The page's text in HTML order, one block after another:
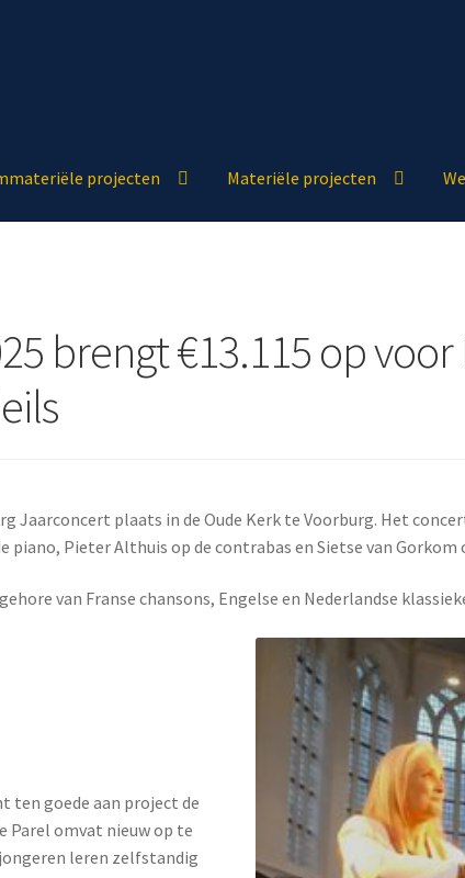
projecten Materiële projecten
brengt €13.115 op voor
Jaarconcert plaats in de Oude Kerk te Voorburg. Het
piano, Pieter Althuis op de contrabas en Sietse van Gorkom
van Franse chansons, Engelse en Nederlandse
ten goede aan project de
Parel omvat nieuw op te
leren zelfstandig